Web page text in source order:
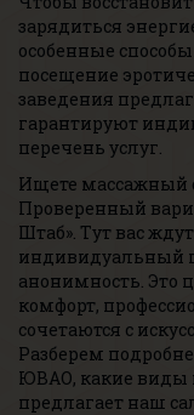
зарядиться
особенные
посещение
заведения
гарантируют
перечень услуг.
Ищете массажный
Проверенный
Штаб». Тут вас
индивидуальный
анонимность. Это
комфорт,
сочетаются с
Разберем
ЮВАО, какие виды
предлагает наш